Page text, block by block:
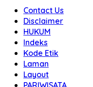
Contact Us
Disclaimer
HUKUM
Indeks
Kode Etik
Laman
Layout
PARIWISATA